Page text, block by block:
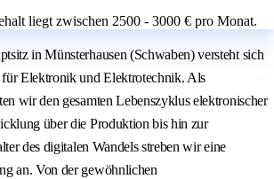
liegt zwischen 2500 - 3000 € pro Monat.
in Münsterhausen (Schwaben) versteht sich
Elektronik und Elektrotechnik. Als
wir den gesamten Lebenszyklus elektronischer
über die Produktion bis hin zur
des digitalen Wandels streben wir eine
an. Von der gewöhnlichen